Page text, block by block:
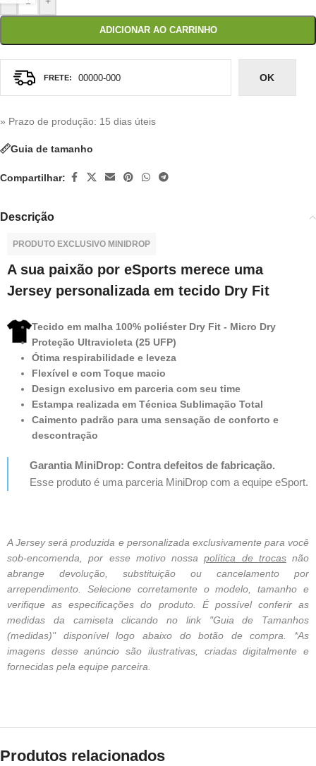
ADICIONAR AO CARRINHO
OK
» Prazo de produção: 15 dias úteis
Guia de tamanho
Compartilhar:
Descrição
PRODUTO EXCLUSIVO MINIDROP
A sua paixão por eSports merece uma
Jersey personalizada em tecido Dry Fit
Tecido em malha 100% poliéster Dry Fit - Micro Dry
Proteção Ultravioleta (25 UFP)
Ótima respirabilidade e leveza
Flexível e com Toque macio
Design exclusivo em parceria com seu time
Estampa realizada em Técnica Sublimação Total
Caimento padrão para uma sensação de conforto e
descontração
Garantia MiniDrop: Contra defeitos de fabricação.
Esse produto é uma parceria MiniDrop com a equipe eSport.
A Jersey será produzida e personalizada exclusivamente para você
sob-encomenda, por esse motivo nossapolítica de trocasnão
abrange devolução, substituição ou cancelamento por
arrependimento. Selecione corretamente o modelo, tamanho e
verifique as especificações do produto. É possível conferir as
medidas da camiseta clicando no link "Guia de Tamanhos
(medidas)" disponível logo abaixo do botão de compra. *As
imagens desse anúncio são ilustrativas, criadas digitalmente e
fornecidas pela equipe parceira.
Produtos relacionados